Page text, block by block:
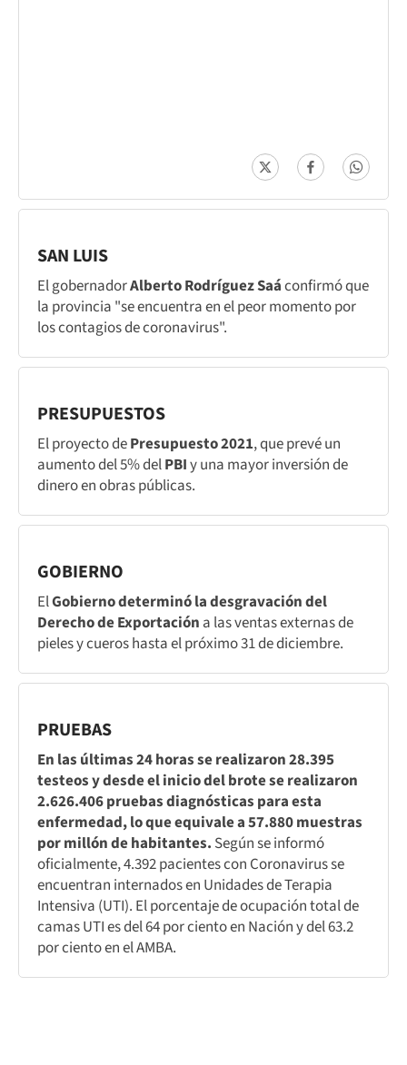
SAN LUIS
El gobernadorAlberto Rodríguez Saáconfirmó que
la provincia "se encuentra en el peor momento por
los contagios de coronavirus".
PRESUPUESTOS
El proyecto dePresupuesto 2021, que prevé un
aumento del 5% delPBIy una mayor inversión de
dinero en obras públicas.
GOBIERNO
ElGobierno determinó la desgravación del
Derecho de Exportación a las ventas externas de
pieles y cueros hasta el próximo 31 de diciembre.
PRUEBAS
En las últimas 24 horas se realizaron 28.395
testeos y desde el inicio del brote se realizaron
2.626.406 pruebas diagnósticas para esta
enfermedad, lo que equivale a 57.880 muestras
por millón de habitantes. Según se informó
oficialmente, 4.392 pacientes con Coronavirus se
encuentran internados en Unidades de Terapia
Intensiva (UTI). El porcentaje de ocupación total de
camas UTI es del 64 por ciento en Nación y del 63.2
por ciento en el AMBA.